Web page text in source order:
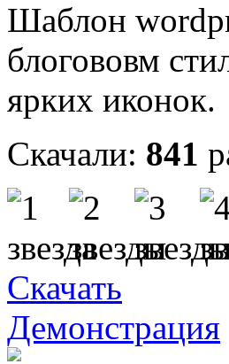
Шаблон
блогововм
ярких иконок.
Скачали: 841
Скачать
Демонстрация